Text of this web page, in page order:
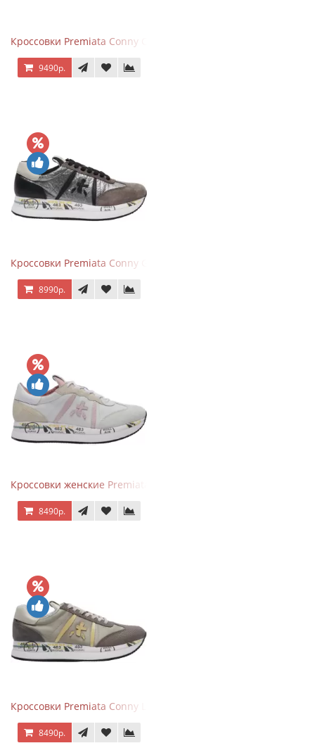
Кроссовки Premiata Conny Combi Grey
9490р.
Кроссовки Premiata Conny Gray Brown
8990р.
Кроссовки женские Premiata Conny бежево-серые с розовым
8490р.
Кроссовки Premiata Conny Leather Beige
8490р.